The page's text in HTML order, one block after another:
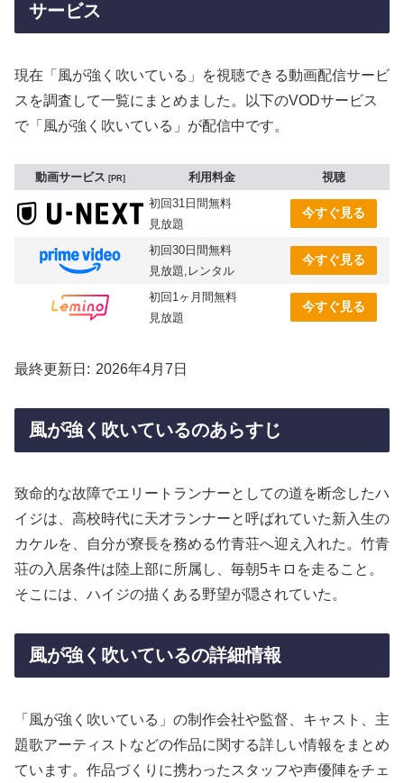
サービス
現在「風が強く吹いている」を視聴できる動画配信サービ
スを調査して一覧にまとめました。以下のVODサービス
で「風が強く吹いている」が配信中です。
動画サービス PR 利用料金
視聴
初回31日間無料
見放題
今すぐ見る
初回30日間無料
見放題,レンタル
今すぐ見る
初回1ヶ月間無料
見放題
今すぐ見る
最終更新日 2026年4月7日
風が強く吹いているのあらすじ
致命的な故障でエリートランナーとしての道を断念したハ
イジは、高校時代に天才ランナーと呼ばれていた新入生の
カケルを、自分が寮長を務める竹青荘へ迎え入れた。竹青
荘の入居条件は陸上部に所属し、毎朝5キロを走ること。
そこには、ハイジの描くある野望が隠されていた。
風が強く吹いているの詳細情報
「風が強く吹いている」の制作会社や監督、キャスト、主
題歌アーティストなどの作品に関する詳しい情報をまとめ
ています。作品づくりに携わったスタッフや声優陣をチェ